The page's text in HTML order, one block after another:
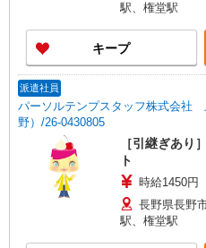
駅、権堂駅
キープ
派遣社員
パーソルテンプスタッフ株式会社
野）/26-0430805
［引継ぎあり
ト
時給1450円
長野県長野
駅、権堂駅